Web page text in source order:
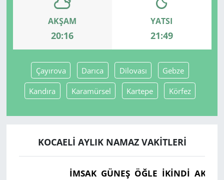
AKŞAM
20:16
YATSI
21:49
Çayırova Darıca Dilovası Gebze
Kandıra Karamürsel Kartepe Körfez
KOCAELI AYLIK NAMAZ VAKITLERI
İMSAK GÜNEŞ ÖĞLE İKINDI AKŞAM
Yerel